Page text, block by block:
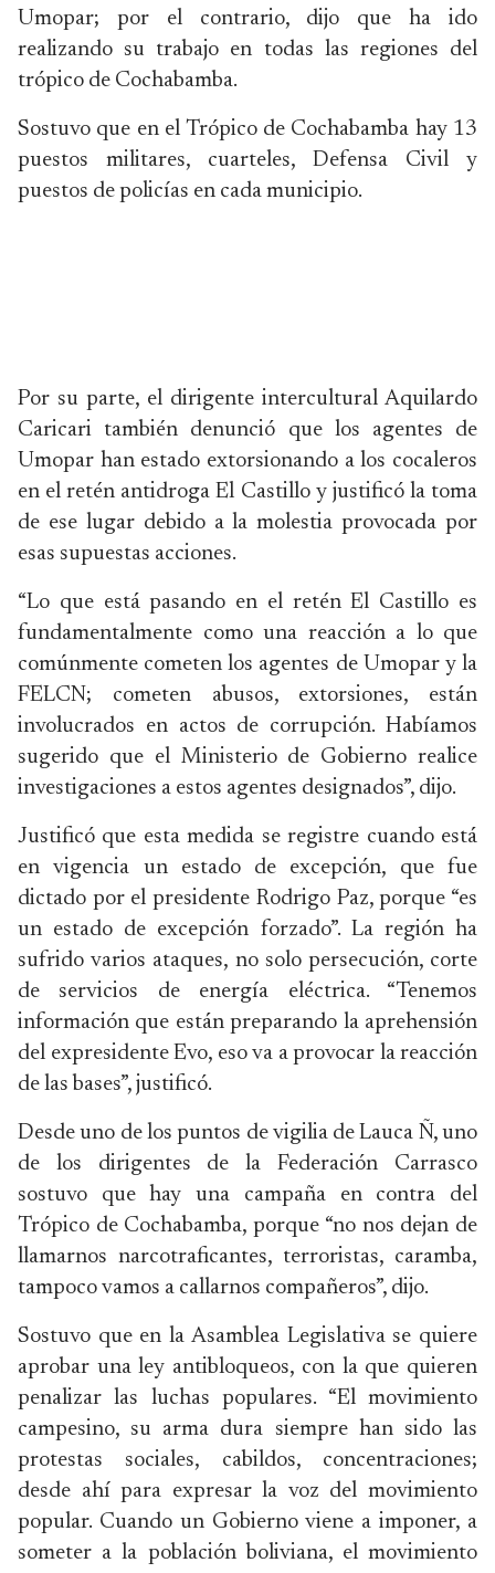
Umopar; por el contrario, dijo que ha ido
realizando su trabajo en todas las regiones del
trópico de Cochabamba.
Sostuvo que en el Trópico de Cochabamba hay 13
puestos militares, cuarteles, Defensa Civil y
puestos de policías en cada municipio.
Por su parte, el dirigente intercultural Aquilardo
Caricari también denunció que los agentes de
Umopar han estado extorsionando a los cocaleros
en el retén antidroga El Castillo y justificó la toma
de ese lugar debido a la molestia provocada por
esas supuestas acciones.
“Lo que está pasando en el retén El Castillo es
fundamentalmente como una reacción a lo que
comúnmente cometen los agentes de Umopar y la
FELCN; cometen abusos, extorsiones, están
involucrados en actos de corrupción. Habíamos
sugerido que el Ministerio de Gobierno realice
investigaciones a estos agentes designados”, dijo.
Justificó que esta medida se registre cuando está
en vigencia un estado de excepción, que fue
dictado por el presidente Rodrigo Paz, porque “es
un estado de excepción forzado”. La región ha
sufrido varios ataques, no solo persecución, corte
de servicios de energía eléctrica. “Tenemos
información que están preparando la aprehensión
del expresidente Evo, eso va a provocar la reacción
de las bases”, justificó.
Desde uno de los puntos de vigilia de Lauca Ñ, uno
de los dirigentes de la Federación Carrasco
sostuvo que hay una campaña en contra del
Trópico de Cochabamba, porque “no nos dejan de
llamarnos narcotraficantes, terroristas, caramba,
tampoco vamos a callarnos compañeros”, dijo.
Sostuvo que en la Asamblea Legislativa se quiere
aprobar una ley antibloqueos, con la que quieren
penalizar las luchas populares. “El movimiento
campesino, su arma dura siempre han sido las
protestas sociales, cabildos, concentraciones;
desde ahí para expresar la voz del movimiento
popular. Cuando un Gobierno viene a imponer, a
someter a la población boliviana, el movimiento